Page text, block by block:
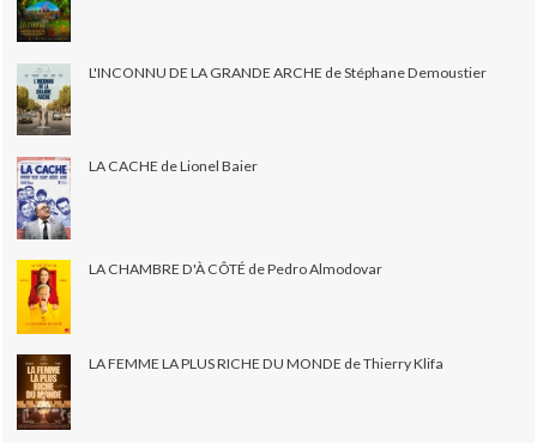
L'INCONNU DE LA GRANDE ARCHE de Stéphane Demoustier
LA CACHE de Lionel Baier
LA CHAMBRE D'À CÔTÉ de Pedro Almodovar
LA FEMME LA PLUS RICHE DU MONDE de Thierry Klifa